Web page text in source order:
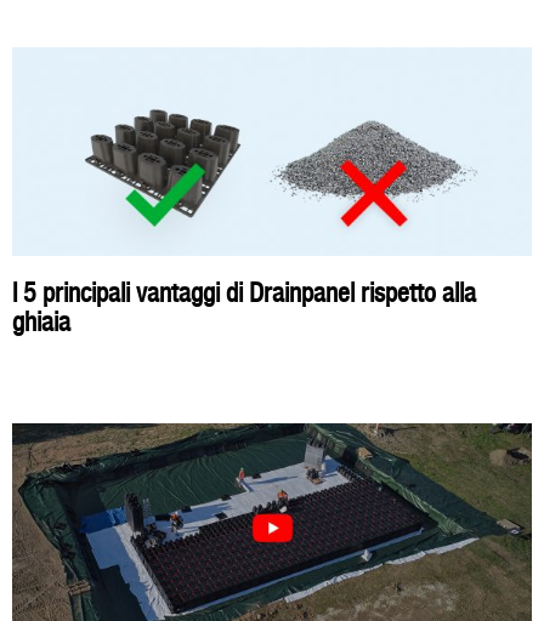
I 5 principali vantaggi di Drainpanel rispetto alla
ghiaia